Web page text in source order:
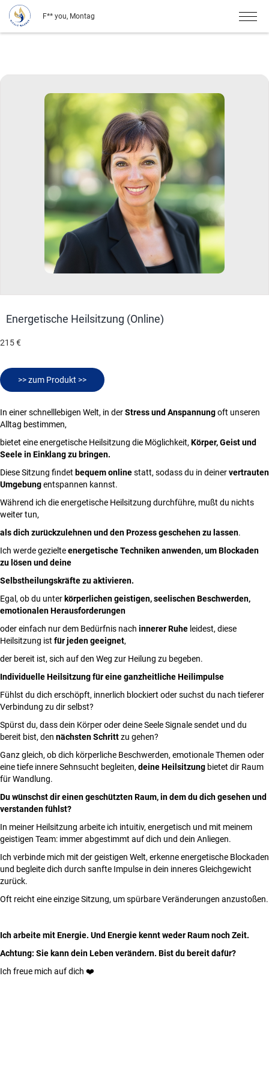
F** you, Montag
Energetische Heilsitzung (Online)
215 €
>> zum Produkt >>
In einer schnelllebigen Welt, in derStress und Anspannungoft unseren
Alltag bestimmen,
bietet eine energetische Heilsitzung die Möglichkeit, Körper, Geist und
Seele in Einklang zu bringen.
Diese Sitzung findet bequem onlinestatt, sodass du in deinervertrauten
Umgebungentspannen kannst.
Während ich die energetische Heilsitzung durchführe, mußt du nichts
weiter tun,
als dich zurückzulehnenund den Prozess geschehen zu lassen.
Ich werde gezielteenergetische Techniken anwenden, um Blockaden
zu lösen und deine
Selbstheilungskräfte zu aktivieren.
Egal, ob du unter körperlichengeistigen, seelischenBeschwerden,
emotionalen Herausforderungen
oder einfach nur dem Bedürfnis nach innerer Ruhe leidest, diese
Heilsitzung ist für jeden geeignet,
der bereit ist, sich auf den Weg zur Heilung zu begeben.
Individuelle Heilsitzung für eine ganzheitliche Heilimpulse
Fühlst du dich erschöpft, innerlich blockiert oder suchst du nach tieferer
Verbindung zu dir selbst?
Spürst du, dass dein Körper oder deine Seele Signale sendet und du
bereit bist, den nächsten Schrittzu gehen?
Ganz gleich, ob dich körperliche Beschwerden, emotionale Themen oder
eine tiefe innere Sehnsucht begleiten, deine Heilsitzung bietet dir Raum
für Wandlung.
Du wünschst dir einen geschützten Raum, in dem du dich gesehen und
verstanden fühlst?
In meiner Heilsitzung arbeite ich intuitiv, energetisch und mit meinem
geistigen Team: immer abgestimmt auf dich und dein Anliegen.
Ich verbinde mich mit der geistigen Welt, erkenne energetische Blockaden
und begleite dich durch sanfte Impulse in dein inneres Gleichgewicht
zurück.
Oft reicht eine einzige Sitzung, um spürbare Veränderungen anzustoßen.
Ich arbeite mit Energie. Und Energie kennt weder Raum noch Zeit.
Achtung: Sie kann dein Leben verändern. Bist du bereit dafür?
Ich freue mich auf dich ❤️